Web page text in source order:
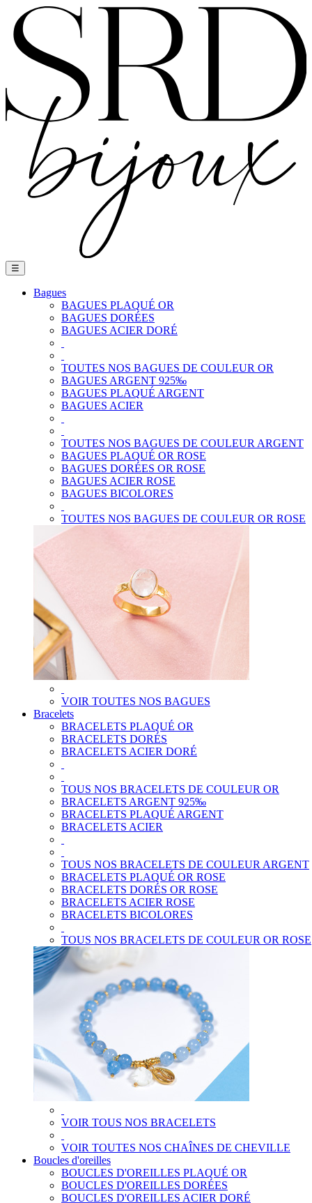
Basculer
la
navigation
☰
Bagues
BAGUES PLAQUÉ OR
BAGUES DORÉES
BAGUES ACIER DORÉ
TOUTES NOS BAGUES DE COULEUR OR
BAGUES ARGENT 925‰
BAGUES PLAQUÉ ARGENT
BAGUES ACIER
TOUTES NOS BAGUES DE COULEUR ARGENT
BAGUES PLAQUÉ OR ROSE
BAGUES DORÉES OR ROSE
BAGUES ACIER ROSE
BAGUES BICOLORES
TOUTES NOS BAGUES DE COULEUR OR ROSE
VOIR TOUTES NOS BAGUES
Bracelets
BRACELETS PLAQUÉ OR
BRACELETS DORÉS
BRACELETS ACIER DORÉ
TOUS NOS BRACELETS DE COULEUR OR
BRACELETS ARGENT 925‰
BRACELETS PLAQUÉ ARGENT
BRACELETS ACIER
TOUS NOS BRACELETS DE COULEUR ARGENT
BRACELETS PLAQUÉ OR ROSE
BRACELETS DORÉS OR ROSE
BRACELETS ACIER ROSE
BRACELETS BICOLORES
TOUS NOS BRACELETS DE COULEUR OR ROSE
VOIR TOUS NOS BRACELETS
VOIR TOUTES NOS CHAÎNES DE CHEVILLE
Boucles d'oreilles
BOUCLES D'OREILLES PLAQUÉ OR
BOUCLES D'OREILLES DORÉES
BOUCLES D'OREILLES ACIER DORÉ